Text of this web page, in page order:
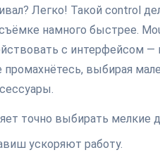
Легко! Такой control
намного быстрее.
с интерфейсом —
промахнётесь, выбирая
точно выбирать мелкие
ускоряют работу.